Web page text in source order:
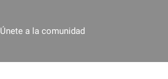
Únete a la comunidad